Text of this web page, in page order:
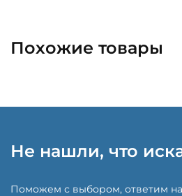
Похожие товары
Не нашли, что
Поможем с выбором, ответим